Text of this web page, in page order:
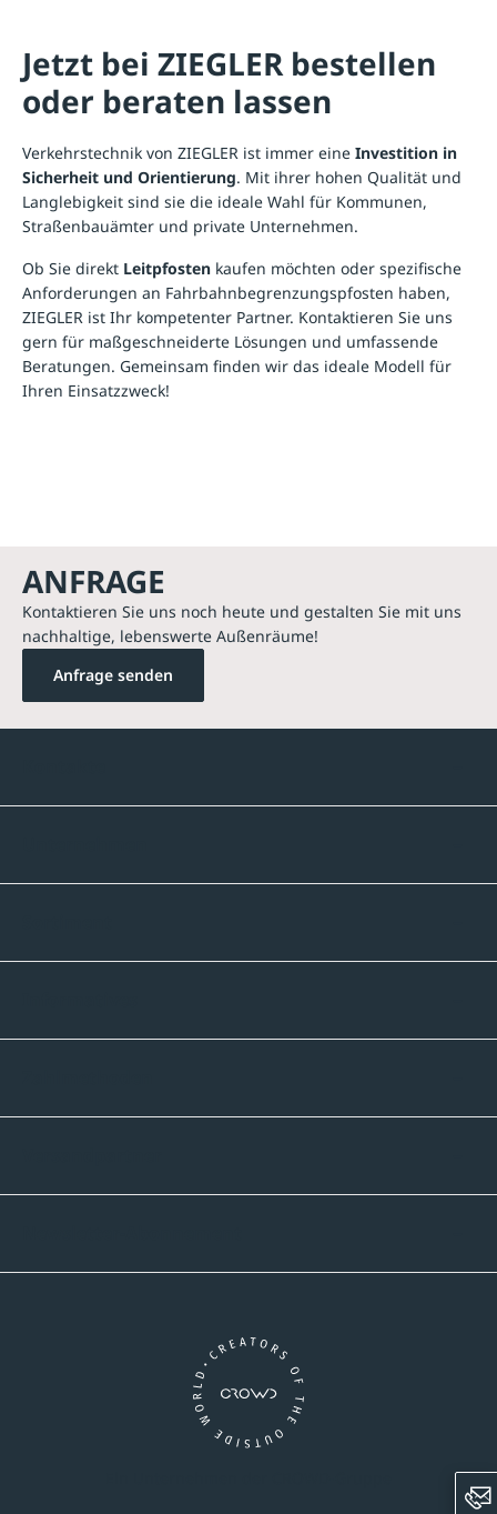
Jetzt bei ZIEGLER bestellen
oder beraten lassen
Verkehrstechnik von ZIEGLER ist immer eine Investition in
Sicherheit und Orientierung. Mit ihrer hohen Qualität und
Langlebigkeit sind sie die ideale Wahl für Kommunen,
Straßenbauämter und private Unternehmen.
Ob Sie direkt Leitpfosten kaufen möchten oder spezifische
Anforderungen an Fahrbahnbegrenzungspfosten haben,
ZIEGLER ist Ihr kompetenter Partner. Kontaktieren Sie uns
gern für maßgeschneiderte Lösungen und umfassende
Beratungen. Gemeinsam finden wir das ideale Modell für
Ihren Einsatzzweck!
ANFRAGE
Kontaktieren Sie uns noch heute und gestalten Sie mit uns
nachhaltige, lebenswerte Außenräume!
Anfrage senden